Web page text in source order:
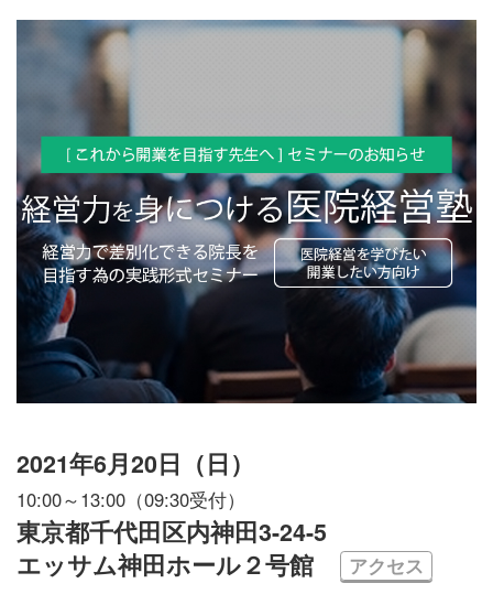
2021年6月20日（日）
10:00～13:00（09:30受付）
東京都千代田区内神田3-24-5
エッサム神田ホール２号館
アクセス